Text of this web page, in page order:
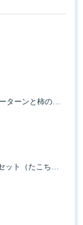
ツイてるしあわせ・ハッピーターンと柿の種とそふとわかめふりかけとタコふりかけ・ハッピーコラボレーション